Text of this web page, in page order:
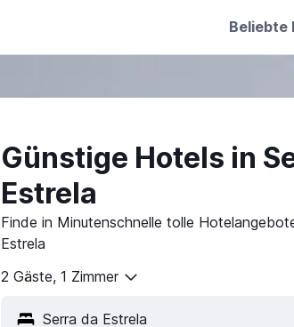
Beliebte
Günstige Hotels in
Estrela
Finde in Minutenschnelle tolle
Estrela
2 Gäste, 1 Zimmer